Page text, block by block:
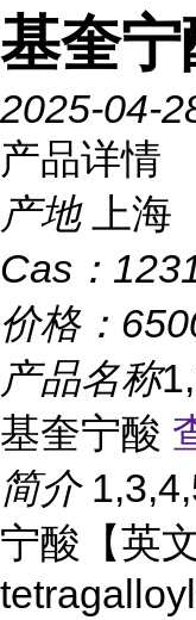
基奎宁
2025-04-
产品详情
产地
上海
Cas：
价格：
产品名称
基奎宁酸
简介
宁酸【英